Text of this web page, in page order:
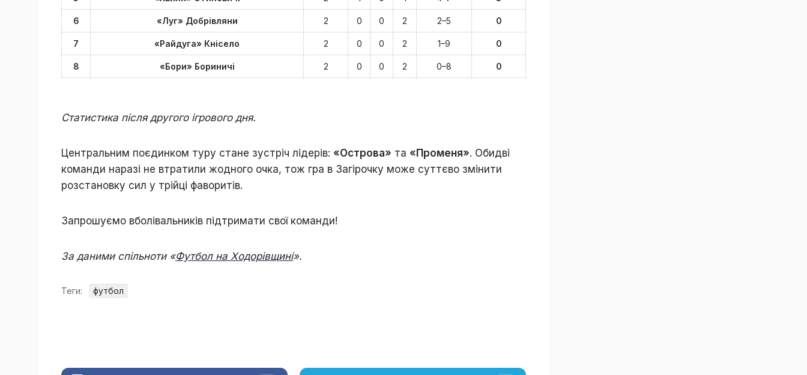
6 «Луг» Добрівляни 2 0 0 2 2–5 0
7 «Райдуга» Кнісело 2 0 0 2 1–9 0
8 «Бори» Бориничі 2 0 0 2 0–8 0
Статистика після другого ігрового дня.
Центральним поєдинком туру стане зустріч лідерів: «Острова» та «Променя». Обидві
команди наразі не втратили жодного очка, тож гра в Загірочку може суттєво змінити
розстановку сил у трійці фаворитів.
Запрошуємо вболівальників підтримати свої команди!
За даними спільноти «Футбол на Ходорівщині».
Теги: футбол